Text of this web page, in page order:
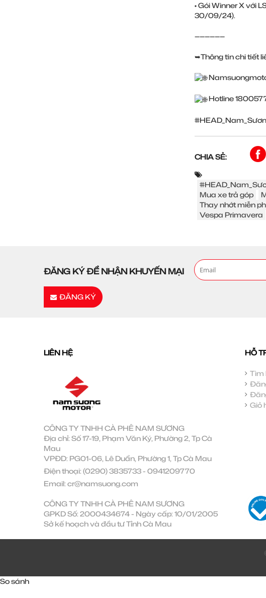
• Gói Winner X với
30/09/24).
——————
➥Thông tin chi tiết
Hotline
CHIA SẺ:
Mua xe trả góp
Thay nhớt miễn
Vespa Primavera
ĐĂNG KÝ ĐỂ NHẬN KHUYẾN MẠI
ĐĂNG KÝ
LIÊN HỆ
CÔNG TY TNHH CÀ PHÊ NAM SƯƠNG
Địa chỉ: Số 17-19, Phạm Văn Ký, Phường 2, Tp Cà
Mau
VPĐD: PG01-06, Lê Duẩn, Phường 1, Tp Cà Mau
Điện thoại: (0290) 3835733- 0941209770
Email: cr@namsuong.com
CÔNG TY TNHH CÀ PHÊ NAM SƯƠNG
GPKD Số: 2000434674 - Ngày cấp: 10/01/2005
Sở kế hoạch và đầu tư Tỉnh Cà Mau
HỖ
Tìm
Giỏ
So sánh